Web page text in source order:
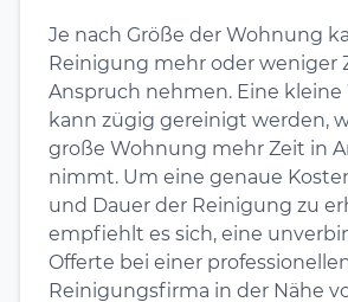
Je nach Größe der Wohnung
Reinigung mehr oder weniger
Anspruch nehmen. Eine
kann zügig gereinigt werden,
große Wohnung mehr Zeit in
nimmt. Um eine genaue
und Dauer der Reinigung zu
empfiehlt es sich, eine
Offerte bei einer
Reinigungsfirma in der Nähe